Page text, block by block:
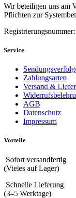
Wir beteiligen uns am
Pflichten zur
Service
Zahlungsarten
Versand &
AGB
Datenschutz
Impressum
Vorteile
Sofort versandfertig
(Vieles auf Lager)
Schnelle Lieferung
(3–5 Werktage)